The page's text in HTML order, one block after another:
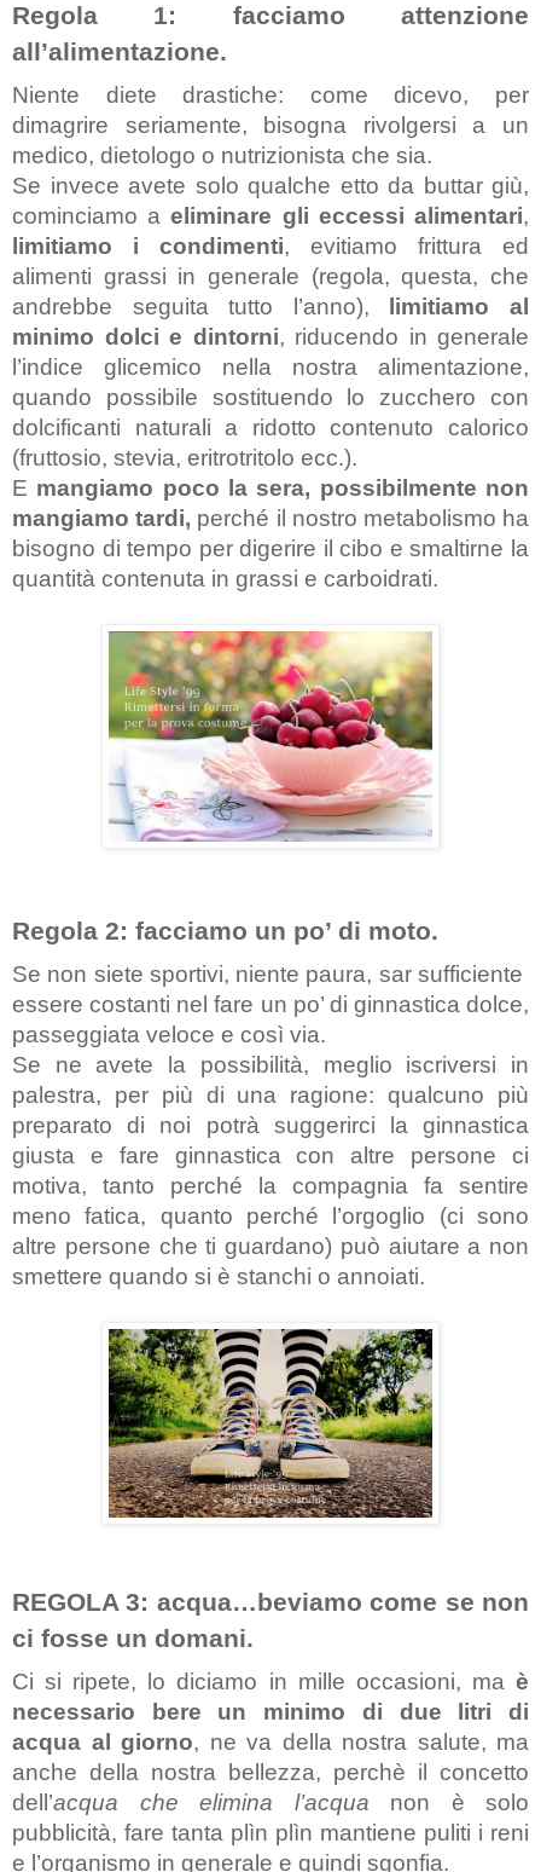
Regola 1: facciamo attenzione
all’alimentazione.
Niente diete drastiche: come dicevo, per
dimagrire seriamente, bisogna rivolgersi a un
medico, dietologo o nutrizionista che sia.
Se invece avete solo qualche etto da buttar giù,
cominciamo a eliminare gli eccessi alimentari,
limitiamo i condimenti, evitiamo frittura ed
alimenti grassi in generale (regola, questa, che
andrebbe seguita tutto l’anno),
imitiamo al
minimo dolci e dintorni, riducendo in generale
l’indice glicemico nella nostra alimentazione,
quando possibile sostituendo lo zucchero con
dolcificanti naturali a ridotto contenuto calorico
(fruttosio, stevia, eritrotritolo ecc.).
E mangiamo poco la sera, possibilmente non
mangiamo tardi, perché il nostro metabolismo ha
bisogno di tempo per digerire il cibo e smaltirne la
quantità contenuta in grassi e carboidrati.
Regola 2: facciamo un po’ di moto.
Se non siete sportivi, niente paura, sar sufficiente
essere costanti nel fare un po’ di ginnastica dolce,
passeggiata veloce e così via.
Se ne avete la possibilità, meglio iscriversi in
palestra, per più di una ragione: qualcuno più
preparato di noi potrà suggerirci la ginnastica
giusta e fare ginnastica con altre persone ci
motiva, tanto perché la compagnia fa sentire
meno fatica, quanto perché l’orgoglio (ci sono
altre persone che ti guardano) può aiutare a non
smettere quando si è stanchi o annoiati.
REGOLA 3: acqua…beviamo come se non
ci fosse un domani.
Ci si ripete, lo diciamo in mille occasioni, ma è
necessario bere un minimo di due litri di
acqua al giorno, ne va della nostra salute, ma
anche della nostra bellezza, perchè il concetto
dell’acqua che elimina l’acqua non è solo
pubblicità, fare tanta plìn plìn mantiene puliti i reni
e l’organismo in generale e quindi sgonfia.